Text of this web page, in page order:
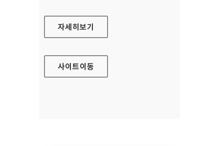
보성군청
자세히보기
사이트이동